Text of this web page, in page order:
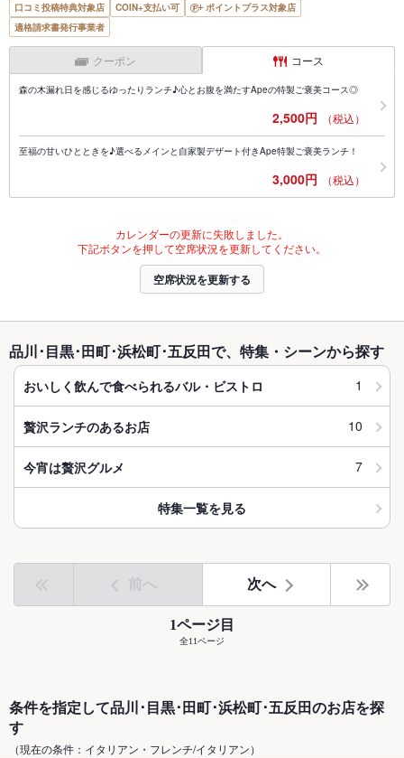
口コミ投稿特典対象店 COIN+支払い可
ポイントプラス対象店
適格請求書発行事業者
クーポン コース
森の木漏れ日を感じるゆったりランチ♪心とお腹を満たすApeの特製ご褒美コース◎
2,500円 （税込）
至福の甘いひとときを♪選べるメインと自家製デザート付きApe特製ご褒美ランチ！
3,000円 （税込）
カレンダーの更新に失敗しました。
下記ボタンを押して空席状況を更新してください。
空席状況を更新する
品川･目黒･田町･浜松町･五反田で、特集・シーンから探す
おいしく飲んで食べられるバル・ビストロ 1
贅沢ランチのあるお店 10
今宵は贅沢グルメ 7
特集一覧を見る
前へ 次へ
1ページ目
全11ページ
条件を指定して品川･目黒･田町･浜松町･五反田のお店を探
す
（現在の条件：イタリアン・フレンチ/イタリアン）